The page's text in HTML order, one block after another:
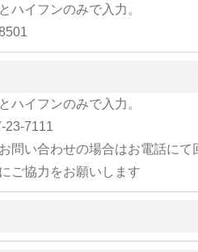
ハイフンのみで入力。
ハイフンのみで入力。
23-7111
問い合わせの場合はお電話にて
ご協力をお願いします